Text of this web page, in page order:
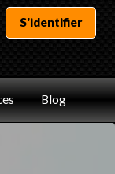
S'identifier
Blog